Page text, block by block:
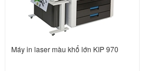
Máy in laser màu khổ lớn KIP 970